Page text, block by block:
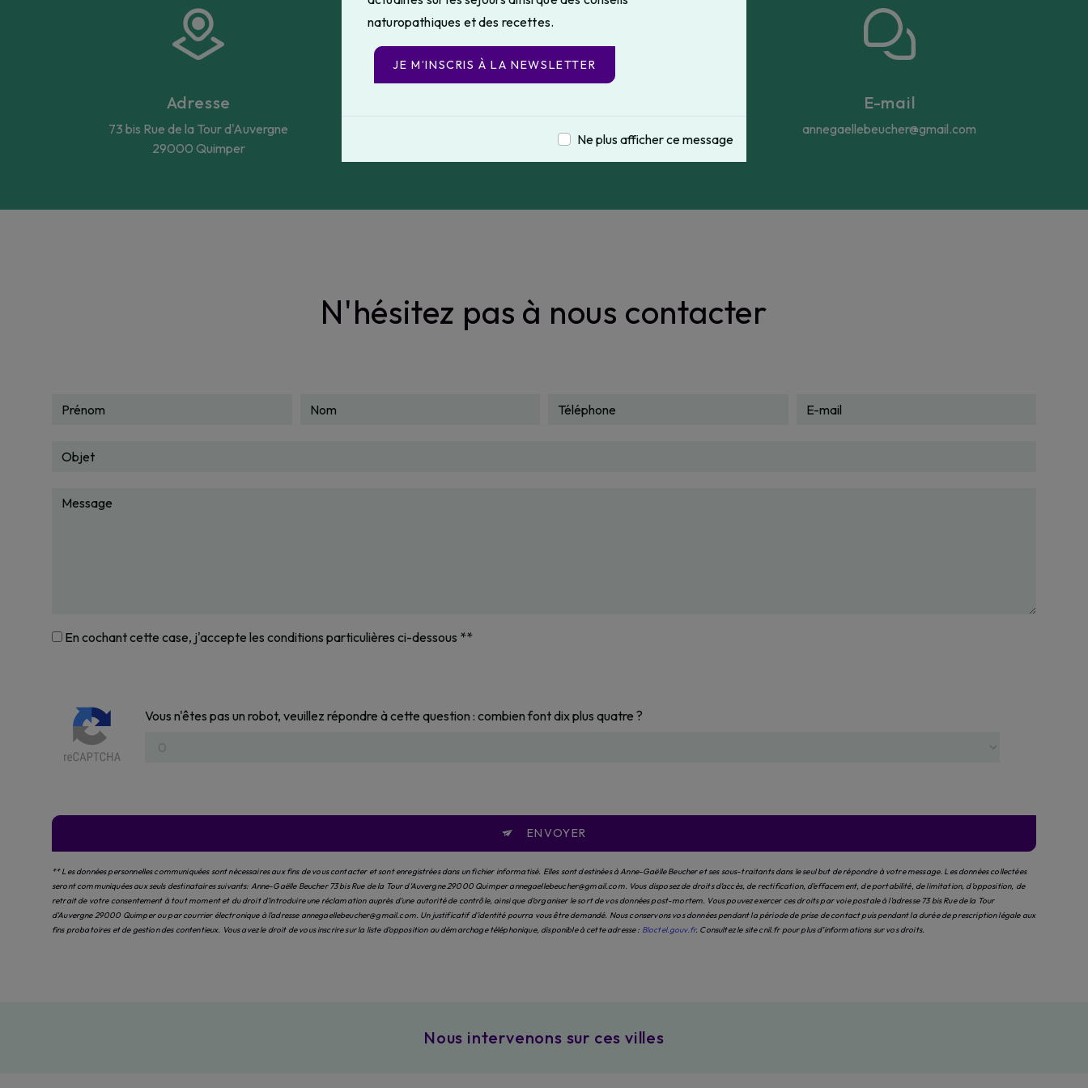
naturopathiques et des recettes.
JE M’INSCRIS À LA NEWSLETTER
Ne plus afficher ce message
Adresse
73 bis Rue de la Tour d'Auvergne
29000 Quimper
E-mail
annegaellebeucher@gmail.com
N'hésitez pas à nous contacter
En cochant cette case, j'accepte les conditions particulières ci-dessous **
Vous n'êtes pas un robot, veuillez répondre à cette question : combien font dix plus quatre ?
ENVOYER
** Les données personnelles communiquées sont nécessaires aux fins de vous contacter et sont enregistrées dans un fichier informatisé. Elles sont destinées à Anne-Gaëlle Beucher et ses sous-traitants dans le seul but de répondre à votre message. Les données collectées
seront communiquées aux seuls destinataires suivants: Anne-Gaëlle Beucher 73 bis Rue de la Tour d'Auvergne 29000 Quimper annegaellebeucher@gmail.com. Vous disposez de droits d’accès, de rectification, d’effacement, de portabilité, de limitation, d’opposition, de
retrait de votre consentement à tout moment et du droit d’introduire une réclamation auprès d’une autorité de contrôle, ainsi que d’organiser le sort de vos données post-mortem. Vous pouvez exercer ces droits par voie postale à l'adresse 73 bis Rue de la Tour
d'Auvergne 29000 Quimper ou par courrier électronique à l'adresse annegaellebeucher@gmail.com. Un justificatif d'identité pourra vous être demandé. Nous conservons vos données pendant la période de prise de contact puis pendant la durée de prescription légale aux
fins probatoires et de gestion des contentieux. Vous avez le droit de vous inscrire sur la liste d'opposition au démarchage téléphonique, disponible à cette adresse : Bloctel.gouv.fr. Consultez le site cnil.fr pour plus d’informations sur vos droits.
Nous intervenons sur ces villes